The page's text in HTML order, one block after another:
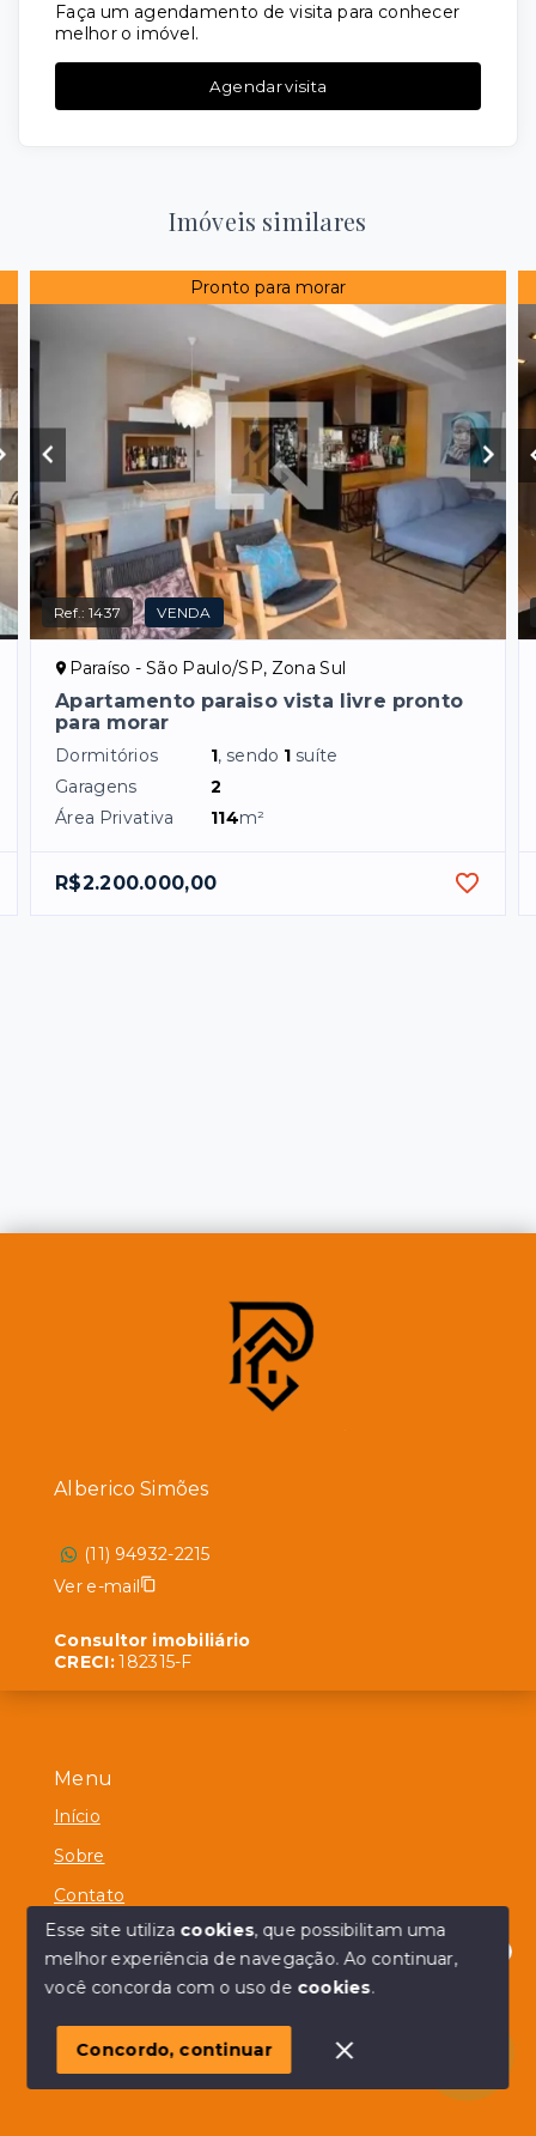
Faça um agendamento de visita para conhecer
melhor o imóvel.
Agendar visita
Imóveis similares
Pronto para morar
Ref.:1437 VENDA
Paraíso - São Paulo/SP, Zona Sul
Apartamento paraiso vista livre pronto
para morar
Dormitórios 1, sendo 1 suíte
Garagens
2
Área Privativa
114m²
R$2.200.000,00
Olá! em posso ajudar?
Menu
Início
Sobre
Contato
© Copyright 2026 - Alberico Simões - Todos os direitos
SITE PARA IMOBILIARIA
Alberico Simões
(11) 94932-2215
Ver e-mail
Consultor imobiliário
CRECI:182315-F
Esse site utiliza cookies, que possibilitam uma
melhor experiência de navegação.Ao continuar,
você concorda com o uso de cookies.
Concordo, continuar